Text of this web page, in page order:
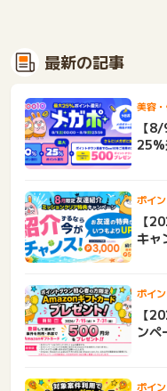
最新の記事
美容
【
25%
ポイ
【
キャ
ポイ
【
ンペ
ポイ